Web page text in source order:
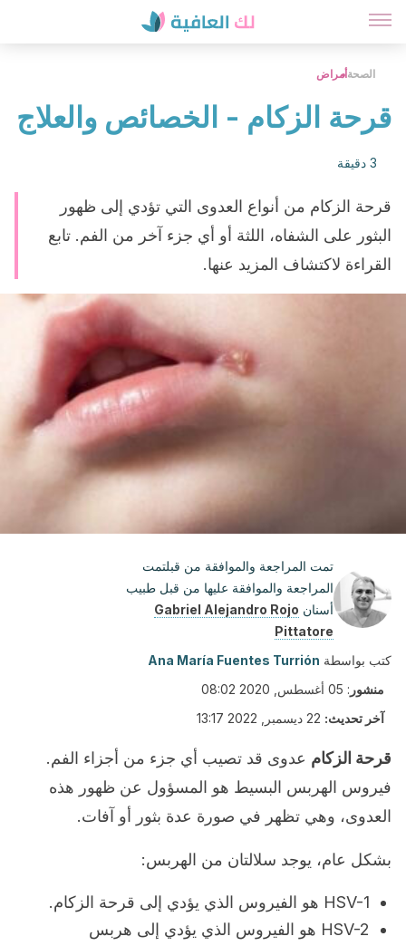
الصحةأمراض
قرحة الزكام - الخصائص والعلاج
3 دقيقة
قرحة الزكام من أنواع العدوى التي تؤدي إلى ظهور
البثور على الشفاه، اللثة أو أي جزء آخر من الفم. تابع
القراءة لاكتشاف المزيد عنها.
تمت المراجعة والموافقة من قبلتمت
المراجعة والموافقة عليها من قبل طبيب
أسنان Gabriel Alejandro Rojo
Pittatore
كتب بواسطة Ana María Fuentes Turrión
منشور : 05 أغسطس, 2020 08:02
آخر تحديث: 22 ديسمبر, 2022 13:17
قرحة الزكام عدوى قد تصيب أي جزء من أجزاء الفم.
فيروس الهربس البسيط هو المسؤول عن ظهور هذه
العدوى، وهي تظهر في صورة عدة بثور أو آفات.
بشكل عام، يوجد سلالتان من الهربس:
HSV-1 هو الفيروس الذي يؤدي إلى قرحة الزكام.
HSV-2 هو الفيروس الذي يؤدي إلى هربس